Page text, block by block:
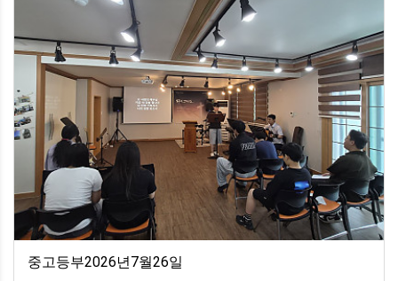
중고등부2026년7월26일